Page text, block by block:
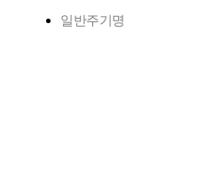
일반주기명